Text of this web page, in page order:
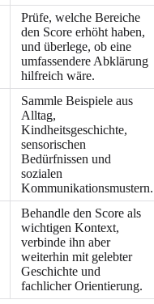
Prüfe, welche Bereiche
den Score erhöht haben,
und überlege, ob eine
umfassendere Abklärung
hilfreich wäre.
Sammle Beispiele aus
Alltag,
Kindheitsgeschichte,
sensorischen
Bedürfnissen und
sozialen
Kommunikationsmustern.
Behandle den Score als
wichtigen Kontext,
verbinde ihn aber
weiterhin mit gelebter
Geschichte und
fachlicher Orientierung.